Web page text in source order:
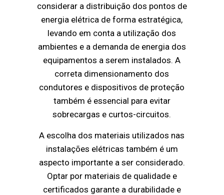
considerar a distribuição dos pontos de
energia elétrica de forma estratégica,
levando em conta a utilização dos
ambientes e a demanda de energia dos
equipamentos a serem instalados. A
correta dimensionamento dos
condutores e dispositivos de proteção
também é essencial para evitar
sobrecargas e curtos-circuitos.
A escolha dos materiais utilizados nas
instalações elétricas também é um
aspecto importante a ser considerado.
Optar por materiais de qualidade e
certificados garante a durabilidade e